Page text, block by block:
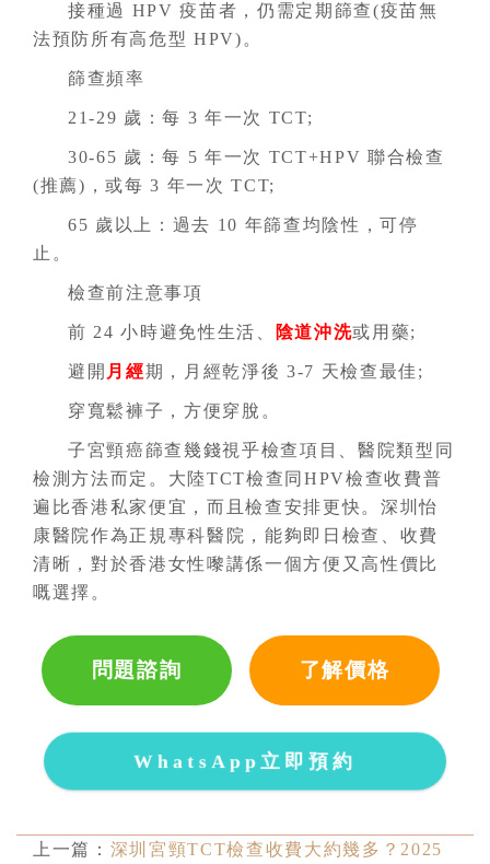
接種過 HPV 疫苗者，仍需定期篩查(疫苗無
法預防所有高危型 HPV)。
篩查頻率
21-29 歲：每 3 年一次 TCT;
30-65 歲：每 5 年一次 TCT+HPV 聯合檢查
(推薦)，或每 3 年一次 TCT;
65 歲以上：過去 10 年篩查均陰性，可停
止。
檢查前注意事項
前 24 小時避免性生活、 陰道沖洗或用藥;
避開 月經期，月經乾淨後 3-7 天檢查最佳;
穿寬鬆褲子，方便穿脫。
子宮頸癌篩查幾錢視乎檢查項目、醫院類型同
檢測方法而定。大陸TCT檢查同HPV檢查收費普
遍比香港私家便宜，而且檢查安排更快。深圳怡
康醫院作為正規專科醫院，能夠即日檢查、收費
清晰，對於香港女性嚟講係一個方便又高性價比
嘅選擇。
問題諮詢 了解價格
WhatsApp立即預約
上一篇： 深圳宮頸TCT檢查收費大約幾多？2025